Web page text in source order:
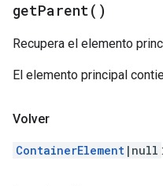
getParent( )
Recupera el elemento
El elemento principal
Volver
ContainerElement |null